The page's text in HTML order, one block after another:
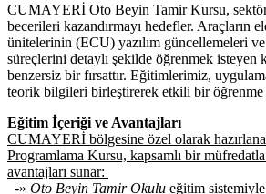
CUMAYERİ Oto Beyin Tamir Kursu,
becerileri kazandırmayı hedefler. Araçların
ünitelerinin (ECU) yazılım güncellemeleri
süreçlerini detaylı şekilde öğrenmek isteyen
benzersiz bir fırsattır. Eğitimlerimiz,
teorik bilgileri birleştirerek etkili bir öğrenme
Eğitim İçeriği ve Avantajları
CUMAYERİ bölgesine özel olarak
Programlama Kursu, kapsamlı bir müfredatla
avantajları sunar:
-» Oto Beyin Tamir Okulu eğitim